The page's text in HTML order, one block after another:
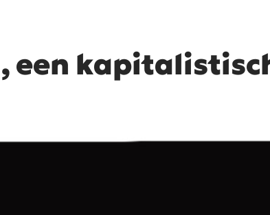
een